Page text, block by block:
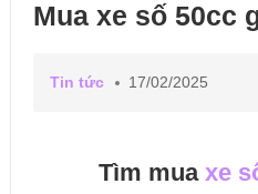
Mua xe số 50cc
Tin tức 17/02/2025
Tìm muaxe